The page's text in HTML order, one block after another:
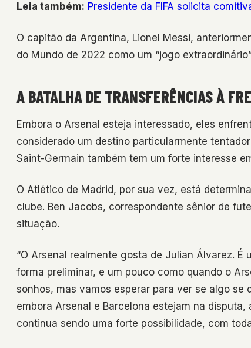
Leia também: Presidente da FIFA solicita
O capitão da Argentina, Lionel Messi,
do Mundo de 2022 como um “jogo
A BATALHA DE TRANSFERÊNCIAS À
Embora o Arsenal esteja interessado, eles
considerado um destino particularmente
Saint-Germain também tem um forte interesse
O Atlético de Madrid, por sua vez, está
clube. Ben Jacobs, correspondente sênior de
situação.
“O Arsenal realmente gosta de Julian Álvarez.
forma preliminar, e um pouco como quando o
sonhos, mas vamos esperar para ver se algo se
embora Arsenal e Barcelona estejam na
continua sendo uma forte possibilidade, com